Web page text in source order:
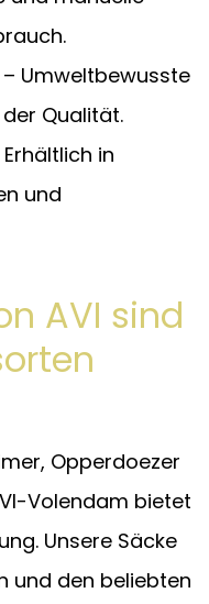
Umweltbewusste
Qualität.
in
und
AVI sind
Opperdoezer
Volendam bietet
Unsere Säcke
und den beliebten